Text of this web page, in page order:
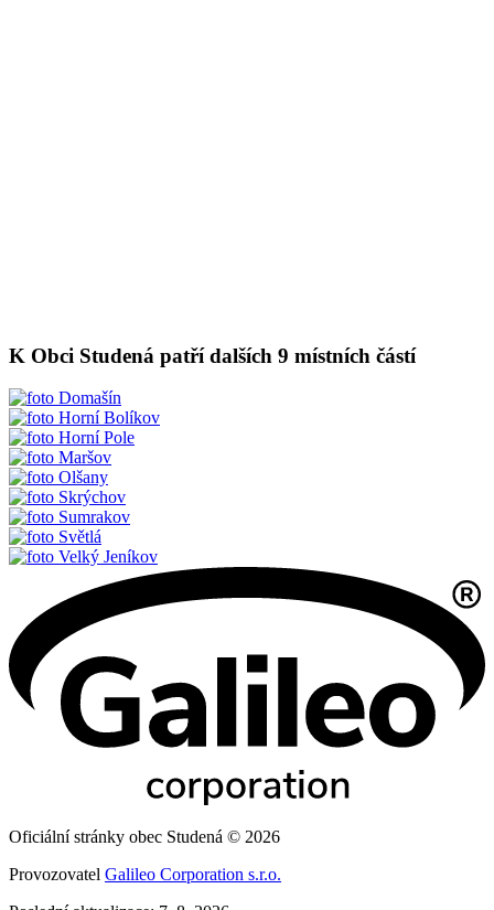
K Obci Studená patří dalších 9 místních částí
Domašín
Horní Bolíkov
Horní Pole
Maršov
Olšany
Skrýchov
Sumrakov
Světlá
Velký Jeníkov
Oficiální stránky obec Studená © 2026
Provozovatel Galileo Corporation s.r.o.